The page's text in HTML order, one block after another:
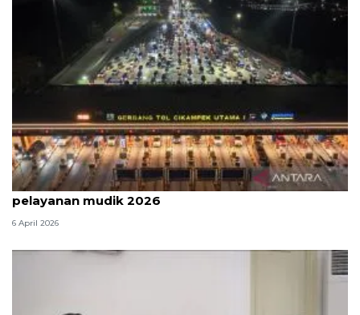
Survei: 88,8 persen responden puas dengan
pelayanan mudik 2026
6 April 2026